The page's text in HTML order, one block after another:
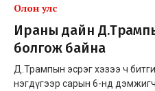
Олон улс
Ираны дайн
болгож байна
Д.Трампын эсрэг хэзээ ч
нэгдүгээр сарын 6-нд